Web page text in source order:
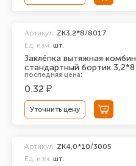
Заклёпка вытяжная
стандартный бортик
Артикул: ZK3,2*8/8017
Ед. изм. шт.
последняя цена:
0.32 ₽
Уточнить цену
Артикул: ZK4,0*10/3005
Ед. изм. шт.